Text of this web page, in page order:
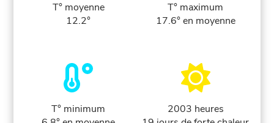
T° moyenne
12.2°
T° maximum
17.6° en moyenne
T° minimum
2003 heures